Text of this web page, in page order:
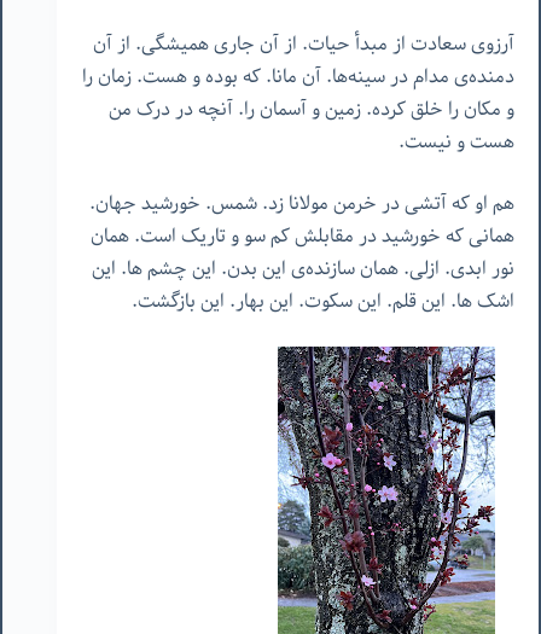
آرزوی سعادت از مبدأ حیات. از آن جاری همیشگی. از آن
دمنده‌ی مدام در سینه‌ها. آن مانا. که بوده و هست. زمان را
و مکان را خلق کرده. زمین و آسمان را. آنچه در درک من
هست و نیست.
هم او که آتشی در خرمن مولانا زد. شمس. خورشید جهان.
همانی که خورشید در مقابلش کم سو و تاریک است. همان
نور ابدی. ازلی. همان سازنده‌ی این بدن. این چشم ها. این
اشک ها. این قلم. این سکوت. این بهار. این بازگشت.